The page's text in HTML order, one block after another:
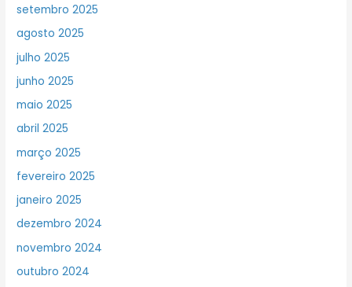
setembro 2025
agosto 2025
julho 2025
junho 2025
maio 2025
abril 2025
março 2025
fevereiro 2025
janeiro 2025
dezembro 2024
novembro 2024
outubro 2024